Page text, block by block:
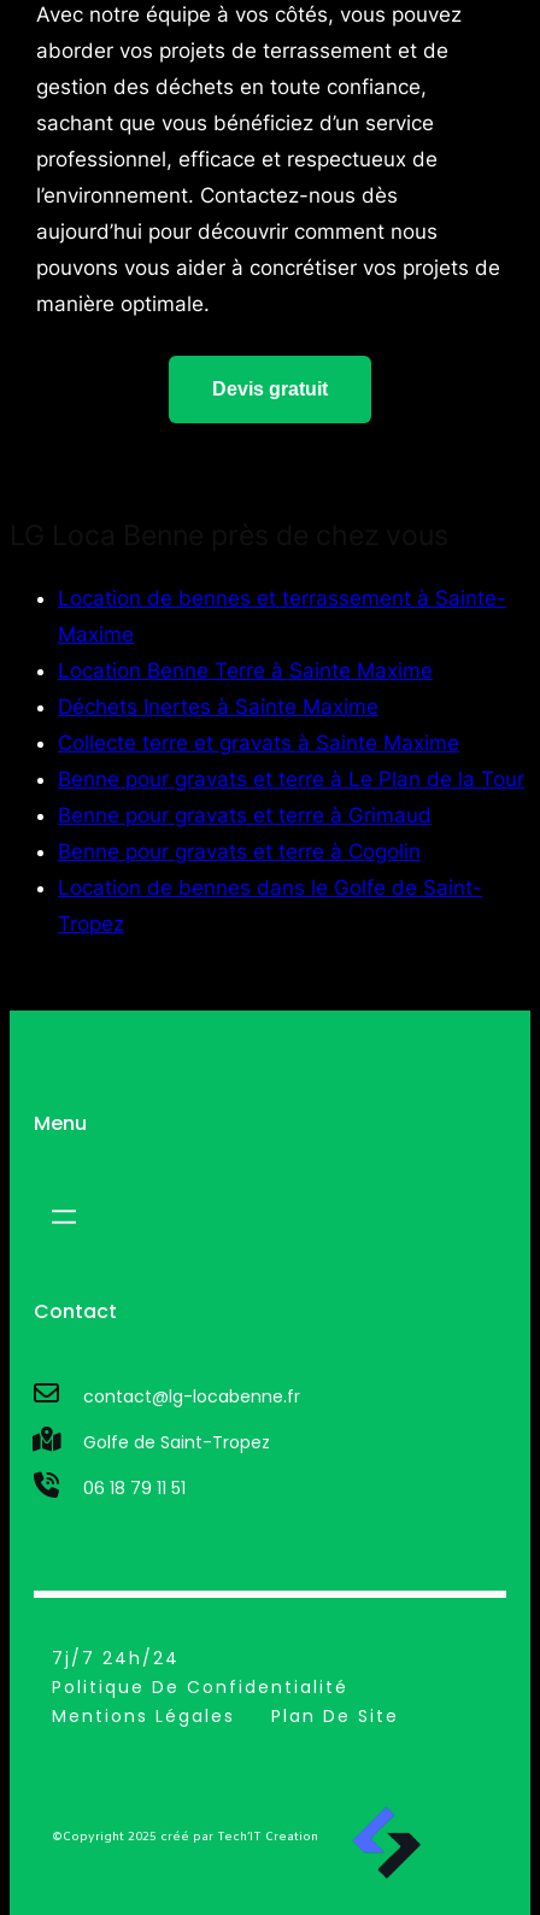
Avec notre équipe à vos côtés, vous pouvez
aborder vos projets de terrassement et de
gestion des déchets en toute confiance,
sachant que vous bénéficiez d’un service
professionnel, efficace et respectueux de
l’environnement. Contactez-nous dès
aujourd’hui pour découvrir comment nous
pouvons vous aider à concrétiser vos projets de
manière optimale.
Devis gratuit
Location de bennes et terrassement à Sainte-
Maxime
Location Benne Terre à Sainte Maxime
Déchets Inertes à Sainte Maxime
Collecte terre et gravats à Sainte Maxime
Benne pour gravats et terre à Le Plan de la Tour
Benne pour gravats et terre à Grimaud
Benne pour gravats et terre à Cogolin
Location de bennes dans le Golfe de Saint-
Tropez
Menu
Contact
contact@lg-locabenne.fr
Golfe de Saint-Tropez
06 18 79 11 51
7j/7 24h/24
Politique De Confidentialité
Mentions Légales
Plan De Site
©Copyright 2025 créé par Tech’IT Creation